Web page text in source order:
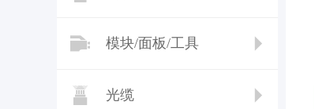
模块/面板/工具
光缆